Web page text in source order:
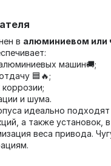
в алюминиевом или
машин🚚;
🟦🔥;
коррозии;
и шума.
идеально
а также установок,
веса привода.